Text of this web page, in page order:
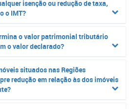
isenção ou redução de taxa,
o IMT?
o valor patrimonial tributário
o valor declarado?
situados nas Regiões
redução em relação às dos imóveis